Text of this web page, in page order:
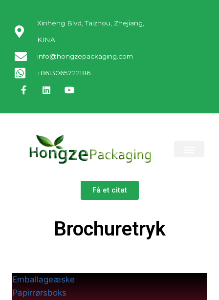
Xinheng Blvd, Taizhou, Zhejiang,
KINA
info@hongzepackaging.com
+8613065722186
Få et citat
Brochuretryk
Emballageæske
Papirrørsboks